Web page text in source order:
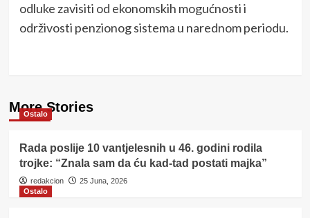
odluke zavisiti od ekonomskih mogućnosti i
održivosti penzionog sistema u narednom periodu.
More Stories
Ostalo
Rada poslije 10 vantjelesnih u 46. godini rodila
trojke: “Znala sam da ću kad-tad postati majka”
redakcion
25 Juna, 2026
Ostalo